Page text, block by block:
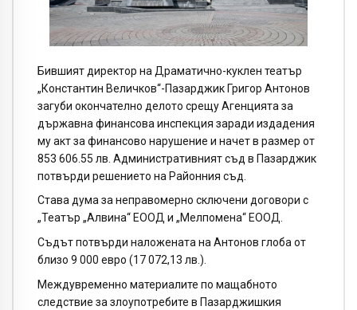
Бившият директор на Драматично-куклен театър
„Константин Величков“-Пазарджик Григор Антонов
загуби окончателно делото срещу Агенцията за
държавна финансова инспекция заради издадения
му акт за финансово нарушение и начет в размер от
853 606.55 лв. Административният съд в Пазарджик
потвърди решението на Районния съд.
Става дума за неправомерно сключени договори с
„Театър „Алвина“ ЕООД и „Мелпомена“ ЕООД.
Съдът потвърди наложената на Антонов глоба от
близо 9 000 евро (17 072,13 лв.).
Междувременно материалите по мащабното
следствие за злоупотребите в Пазарджишкия